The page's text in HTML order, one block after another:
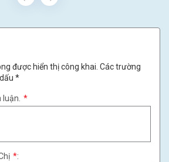
được hiển thị công khai. Các trường
*
*
*: